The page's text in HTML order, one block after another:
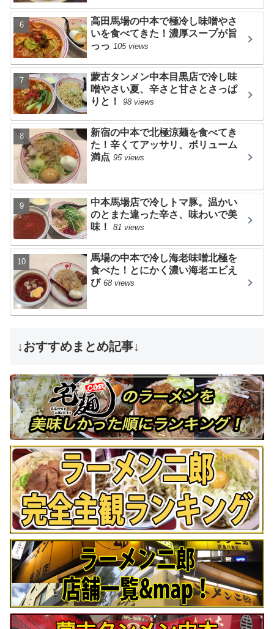
高田馬場の中本で極冷し味噌やさ
いを食べてきた！濃厚スープが旨
っっ 105 views
蒙古タンメン中本目黒店で冷し味
噌やさい夏、辛さと甘さとさっぱ
りと！
98 views
新宿の中本で北極涼麺を食べてき
た！辛くてアッサリ、ボリューム
満点 95 views
中本馬場店で冷しトマ豚。温かい
のとまた違った辛さ、味わいで美
味！
81 views
馬場の中本で冷し海老味噌北極を
食べた！とにかく濃い海老エビえ
び 68 views
↓おすすめまとめ記事↓